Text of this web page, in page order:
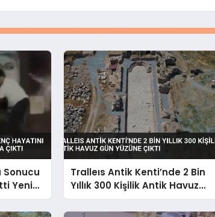
Sonucu
Yeni
Tralleıs Antik Kenti’nde 2 Bin
Yıllık 300 Kişilik Antik Havuz
Gün Yüzüne Çıktı